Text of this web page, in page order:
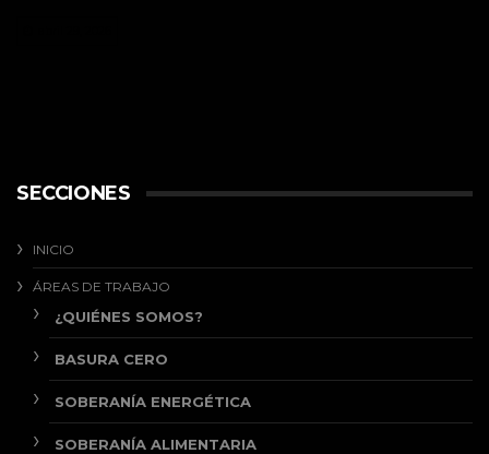
SECCIONES
INICIO
ÁREAS DE TRABAJO
¿QUIÉNES SOMOS?
BASURA CERO
SOBERANÍA ENERGÉTICA
SOBERANÍA ALIMENTARIA